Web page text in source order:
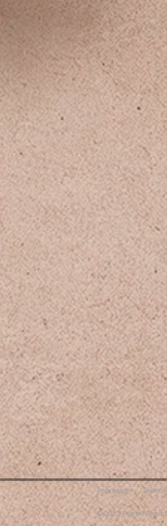
Impressum
© 2023 Pfarrei